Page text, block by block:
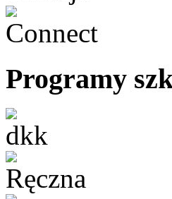
Programy